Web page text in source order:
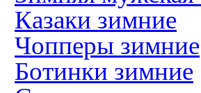
Казаки зимние
Чопперы зимние
Ботинки зимние